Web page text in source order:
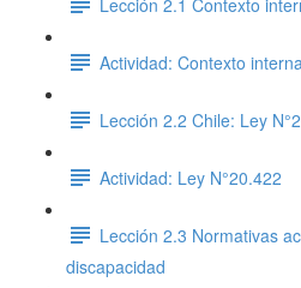
Actividad: Contexto
Lección 2.2 Chile: Ley
Actividad: Ley N°20.422
Lección 2.3 Normativas
discapacidad